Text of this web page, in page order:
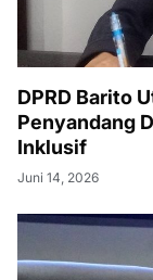
DPRD Barito
Penyandang
Inklusif
Juni 14, 2026